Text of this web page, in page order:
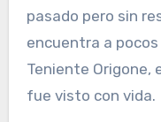
pasado pero sin
encuentra a
Teniente Origone,
fue visto con vida.